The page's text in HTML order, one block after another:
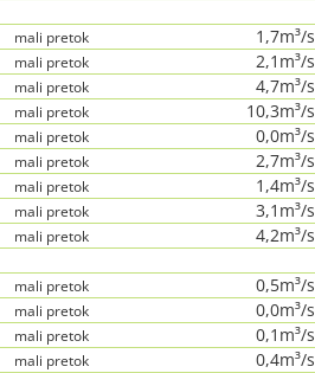
mali pretok 1,7m³/s
mali pretok 2,1m³/s
mali pretok 4,7m³/s
mali pretok 10,3m³/s
mali pretok 0,0m³/s
mali pretok 2,7m³/s
mali pretok 1,4m³/s
mali pretok 3,1m³/s
mali pretok 4,2m³/s
mali pretok 0,5m³/s
mali pretok 0,0m³/s
mali pretok 0,1m³/s
mali pretok 0,4m³/s